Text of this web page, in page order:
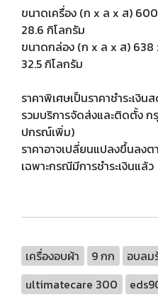
ขนาดเครื่อง (ก x ล x ส)
28.6 กิโลกรัม
ขนาดกล่อง (ก x ล x ส)
32.5 กิโลกรัม
ราคาพิเศษเป็นราคาชำระเงิ
รวมบริการจัดส่งและติดตั้ง ก
ปกรณ์เพิ่ม)
ราคาอาจเปลี่ยนแปลงขึ้นลง
เฉพาะกรณีมีการชำระเงินแล้ว
เครื่องอบผ้า 9 กก อบลม
ultimatecare 300